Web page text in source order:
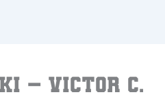
– VICTOR C.